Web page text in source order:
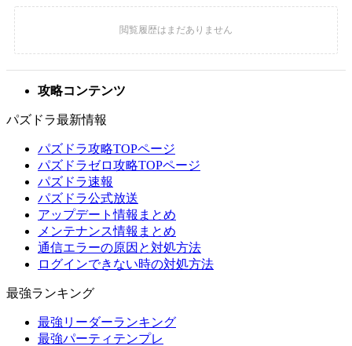
攻略コンテンツ
パズドラ最新情報
パズドラ攻略TOPページ
パズドラゼロ攻略TOPページ
パズドラ速報
パズドラ公式放送
アップデート情報まとめ
メンテナンス情報まとめ
通信エラーの原因と対処方法
ログインできない時の対処方法
最強ランキング
最強リーダーランキング
最強パーティテンプレ